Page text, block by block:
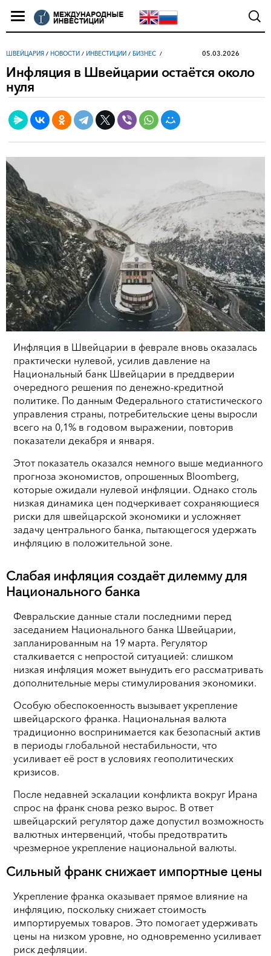
ШВЕЙЦАРИЯ / НОВОСТИ / ИНВЕСТИЦИИ / БИЗНЕС 05.03.2026
Инфляция в Швейцарии остаётся около
нуля
Инфляция в Швейцарии в феврале вновь оказалась
практически нулевой, усилив давление на
Национальный банк Швейцарии в преддверии
очередного решения по денежно-кредитной
политике. По данным Федерального статистического
управления страны, потребительские цены выросли
всего на 0,1% в годовом выражении, повторив
показатели декабря и января.
Этот показатель оказался немного выше медианного
прогноза экономистов, опрошенных Bloomberg,
которые ожидали нулевой инфляции. Однако столь
низкая динамика цен подчеркивает сохраняющиеся
риски для швейцарской экономики и усложняет
задачу центрального банка, пытающегося удержать
инфляцию в положительной зоне.
Слабая инфляция создаёт дилемму для
Национального банка
Февральские данные стали последними перед
заседанием Национального банка Швейцарии,
запланированным на 19 марта. Регулятор
сталкивается с непростой ситуацией: слишком
низкая инфляция может вынудить его рассматривать
дополнительные меры стимулирования экономики.
Особую обеспокоенность вызывает укрепление
швейцарского франка. Национальная валюта
традиционно воспринимается как безопасный актив
в периоды глобальной нестабильности, что
усиливает её рост в условиях геополитических
кризисов.
После недавней эскалации конфликта вокруг Ирана
спрос на франк снова резко вырос. В ответ
швейцарский регулятор даже допустил возможность
валютных интервенций, чтобы предотвратить
чрезмерное укрепление национальной валюты.
Сильный франк снижает импортные цены
Укрепление франка оказывает прямое влияние на
инфляцию, поскольку снижает стоимость
импортируемых товаров. Это помогает удерживать
цены на низком уровне, но одновременно усиливает
риск дефляции.